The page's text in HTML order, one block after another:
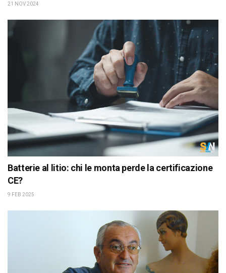
21 NOV 2024
Batterie al litio: chi le monta perde la certificazione
CE?
9 FEB 2025